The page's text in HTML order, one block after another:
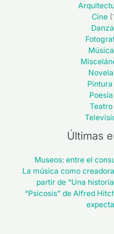
Cine
Danza
Música
Novela
Pintura
Poesía
Teatro
Últimas
Museos: entre el
La música como
partir de “Una
“Psicosis” de Alfred